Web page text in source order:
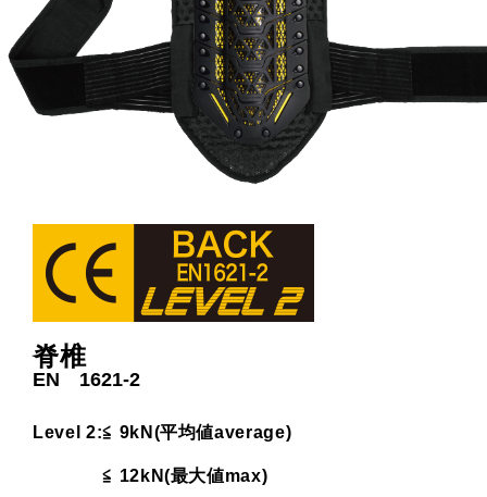
脊椎
EN 1621-2
Level 2:≦ 9kN (平均値average)
≦ 12kN(最大値max)